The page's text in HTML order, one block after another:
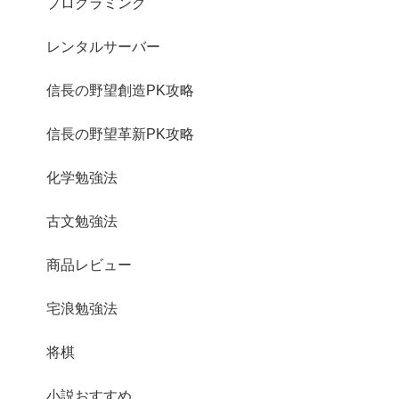
レンタルサーバー
信長の野望創造PK攻略
信長の野望革新PK攻略
化学勉強法
古文勉強法
商品レビュー
宅浪勉強法
将棋
小説おすすめ